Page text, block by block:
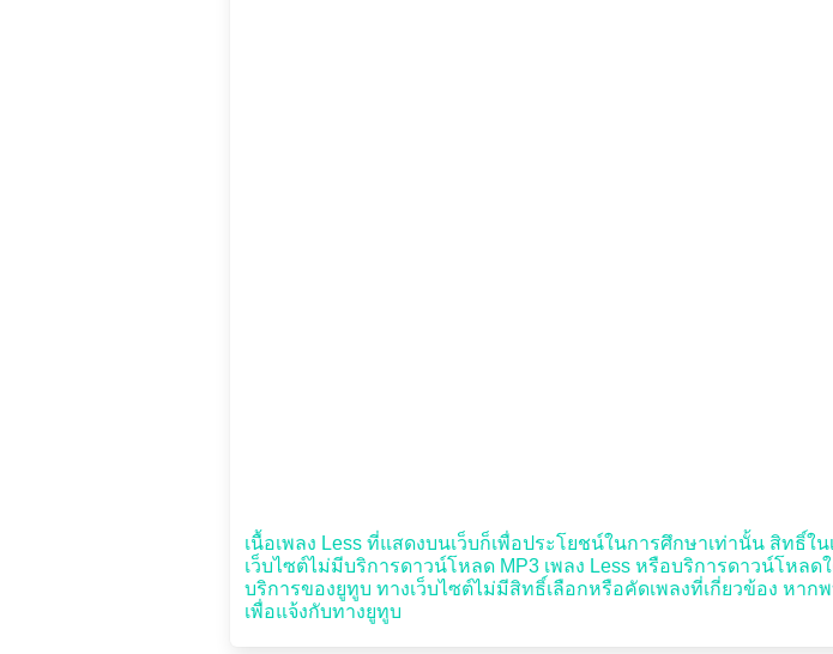
เนื้อเพลง Less ที่แสดงบนเว็บก็เพื่อประโยชน์ในการศึกษาเท่านั้น สิทธิ์ใ
เว็บไซต์ไม่มีบริการดาวน์โหลด MP3 เพลง Less หรือบริการดาวน์โหล
บริการของยูทูบ ทางเว็บไซต์ไม่มีสิทธิ์เลือกหรือคัดเพลงที่เกี่ยวข้อง หา
เพื่อแจ้งกับทางยูทูบ